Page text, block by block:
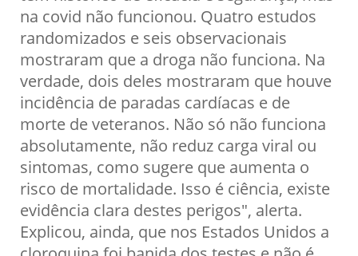
na covid não funcionou. Quatro estudos
randomizados e seis observacionais
mostraram que a droga não funciona. Na
verdade, dois deles mostraram que houve
incidência de paradas cardíacas e de
morte de veteranos. Não só não funciona
absolutamente, não reduz carga viral ou
sintomas, como sugere que aumenta o
risco de mortalidade. Isso é ciência, existe
evidência clara destes perigos", alerta.
Explicou, ainda, que nos Estados Unidos a